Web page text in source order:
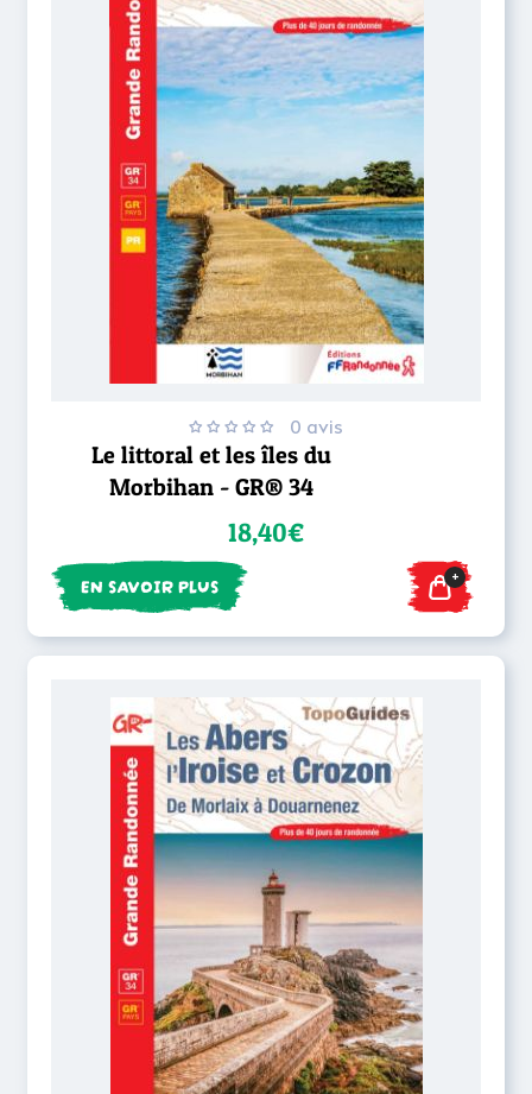
0 avis
Le littoral et les îles du
Morbihan - GR® 34
18,40€
EN SAVOIR PLUS +